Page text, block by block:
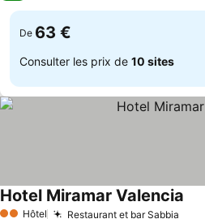
De 63 €
Consulter les prix de 10 sites
Hôtel Restaurant et bar Sabbia
Hotel Miramar Valencia